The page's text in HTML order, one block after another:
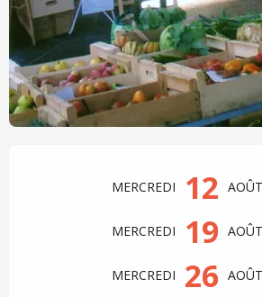
MERCREDI 12 AOÛT
MERCREDI 19 AOÛT
MERCREDI 26 AOÛT